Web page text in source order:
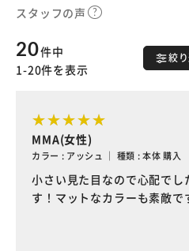
スタッフの声
絞
20件中
1-20件を表示
MMA(女性)
カラー : アッシュ ｜ 種類 : 本体 購入
小さい見た目なので心配でし
す！マットなカラーも素敵で